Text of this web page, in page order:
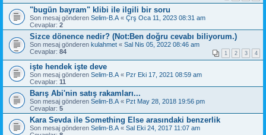
"bugün bayram" klibi ile ilgili bir soru
Son mesaj gönderen Selim-B.A « Çrş Oca 11, 2023 08:31 am
Cevaplar: 2
Sizce dönence nedir? (Not:Ben doğru cevabı biliyorum.)
Son mesaj gönderen kulahmet « Sal Nis 05, 2022 08:46 am
Cevaplar: 84 1 2 3 4
işte hendek işte deve
Son mesaj gönderen Selim-B.A « Pzr Eki 17, 2021 08:59 am
Cevaplar: 11
Barış Abi'nin satış rakamları...
Son mesaj gönderen Selim-B.A « Pzt May 28, 2018 19:56 pm
Cevaplar: 5
Kara Sevda ile Something Else arasındaki benzerlik
Son mesaj gönderen Selim-B.A « Sal Eki 24, 2017 11:07 am